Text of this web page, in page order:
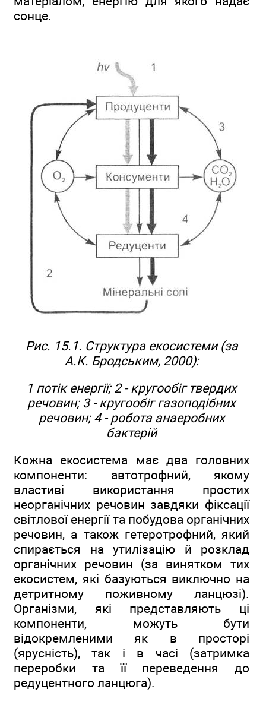
сонце.
Рис. 15.1. Структура екосистеми (за
А.К. Бродським, 2000):
1 потік енергії; 2 - кругообіг твердих
речовин; 3 - кругообіг газоподібних
речовин; 4 - робота анаеробних
бактерій
Кожна екосистема має два головних
компоненти: автотрофний, якому
властиві використання простих
неорганічних речовин завдяки фіксації
світлової енергії та побудова органічних
речовин, а також гетеротрофний, який
спирається на утилізацію й розклад
органічних речовин (за винятком тих
екосистем, які базуються виключно на
детритному поживному ланцюзі).
Організми, які представляють ці
компоненти, можуть бути
відокремленими як в просторі
(ярусність), так і в часі (затримка
переробки та її переведення до
редуцентного ланцюга).